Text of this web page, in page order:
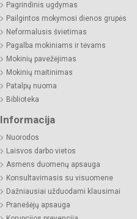
Pagrindinis ugdymas
Pailgintos mokymosi dienos grupės
Neformalusis švietimas
Pagalba mokiniams ir tėvams
Mokinių pavežėjimas
Mokinių maitinimas
Patalpų nuoma
Biblioteka
Informacija
Nuorodos
Laisvos darbo vietos
Asmens duomenų apsauga
Konsultavimasis su visuomene
Dažniausiai užduodami klausimai
Pranešėjų apsauga